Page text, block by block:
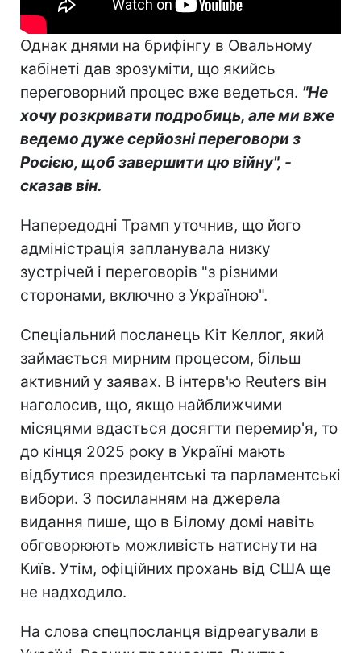
Однак днями на брифінгу в Овальному
кабінеті дав зрозуміти, що якийсь
переговорний процес вже ведеться. "Не
хочу розкривати подробиць, але ми вже
ведемо дуже серйозні переговори з
Росією, щоб завершити цю війну", -
сказав він.
Напередодні Трамп уточнив, що його
адміністрація запланувала низку
зустрічей і переговорів "з різними
сторонами, включно з Україною".
Спеціальний посланець Кіт Келлог, який
займається мирним процесом, більш
активний у заявах. В інтерв'ю Reuters він
наголосив, що, якщо найближчими
місяцями вдасться досягти перемир'я, то
до кінця 2025 року в Україні мають
відбутися президентські та парламентські
вибори. З посиланням на джерела
видання пише, що в Білому домі навіть
обговорюють можливість натиснути на
Київ. Утім, офіційних прохань від США ще
не надходило.
На слова спецпосланця відреагували в